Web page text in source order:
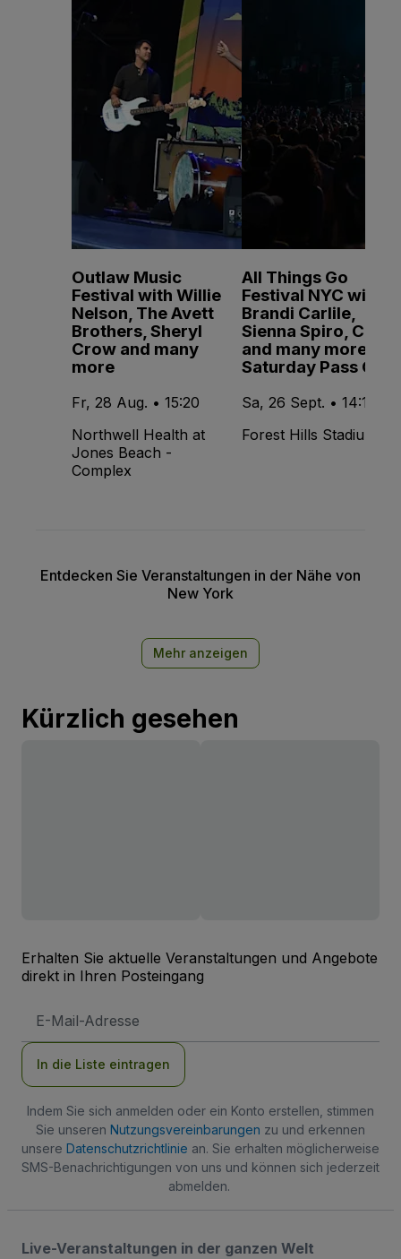
Outlaw Music
Festival with Willie
Nelson, The Avett
Brothers, Sheryl
Crow and many
more
Fr, 28 Aug. • 15:20
Northwell Health at
Jones Beach -
Complex
All Things Go
Festival NYC with
Brandi Carlile,
Sienna Spiro, CMAT
and many more -
Saturday Pass Only
Sa, 26 Sept. • 14:15
Forest Hills Stadium
Entdecken Sie Veranstaltungen in der Nähe von
New York
Mehr anzeigen
Kürzlich gesehen
Erhalten Sie aktuelle Veranstaltungen und Angebote
direkt in Ihren Posteingang
Mail-
In die Liste eintragen
Indem Sie sich anmelden oder ein Konto erstellen, stimmen
Sie unseren Nutzungsvereinbarungen zu und erkennen
unsere Datenschutzrichtlinie an. Sie erhalten möglicherweise
SMS-Benachrichtigungen von uns und können sich jederzeit
abmelden.
Live-Veranstaltungen in der ganzen Welt